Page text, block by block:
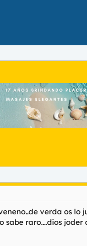
verda os
sabe raro....dios